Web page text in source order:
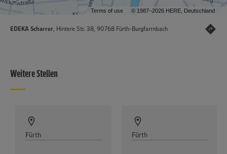
Terms of use © 1987–2026 HERE, Deutschland
EDEKA Scharrer, Hintere Str. 38, 90768 Fürth-Burgfarrnbach
Weitere Stellen
Fürth Fürth